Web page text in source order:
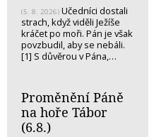
(5. 8. 2026) Učedníci dostali
strach, když viděli Ježíše
kráčet po moři. Pán je však
povzbudil, aby se nebáli.
[1] S důvěrou v Pána,…
Proměnění Páně
na hoře Tábor
(6.8.)